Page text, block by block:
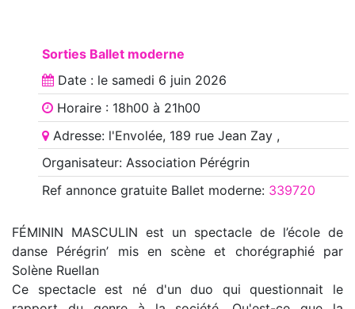
Sorties Ballet moderne
Date : le samedi 6 juin 2026
Horaire : 18h00 à 21h00
Adresse: l'Envolée, 189 rue Jean Zay ,
Organisateur: Association Pérégrin
Ref annoncegratuite Ballet moderne: 339720
FÉMININ MASCULIN est un spectacle de l’école de
danse Pérégrin’ mis en scène et chorégraphié par
Solène Ruellan
Ce spectacle est né d'un duo qui questionnait le